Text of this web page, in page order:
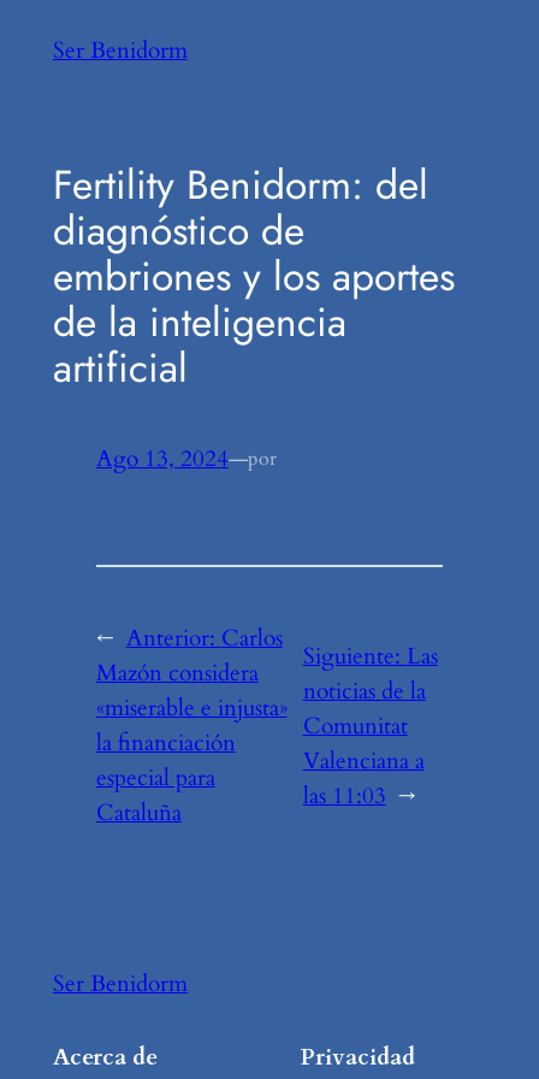
Ser Benidorm
Fertility Benidorm: del
diagnóstico de
embriones y los aportes
de la inteligencia
artificial
Ago 13, 2024—por
← Anterior: Carlos
Mazón considera
«miserable e injusta»
la financiación
especial para
Cataluña
Siguiente: Las
noticias de la
Comunitat
Valenciana a
las 11:03 →
Ser Benidorm
Acerca de Privacidad